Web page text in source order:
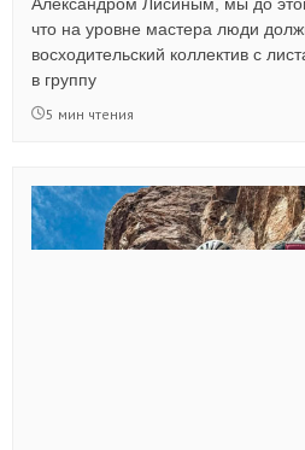
что на уровне мастера люди
восходительский коллектив с
в группу
5 мин чтения